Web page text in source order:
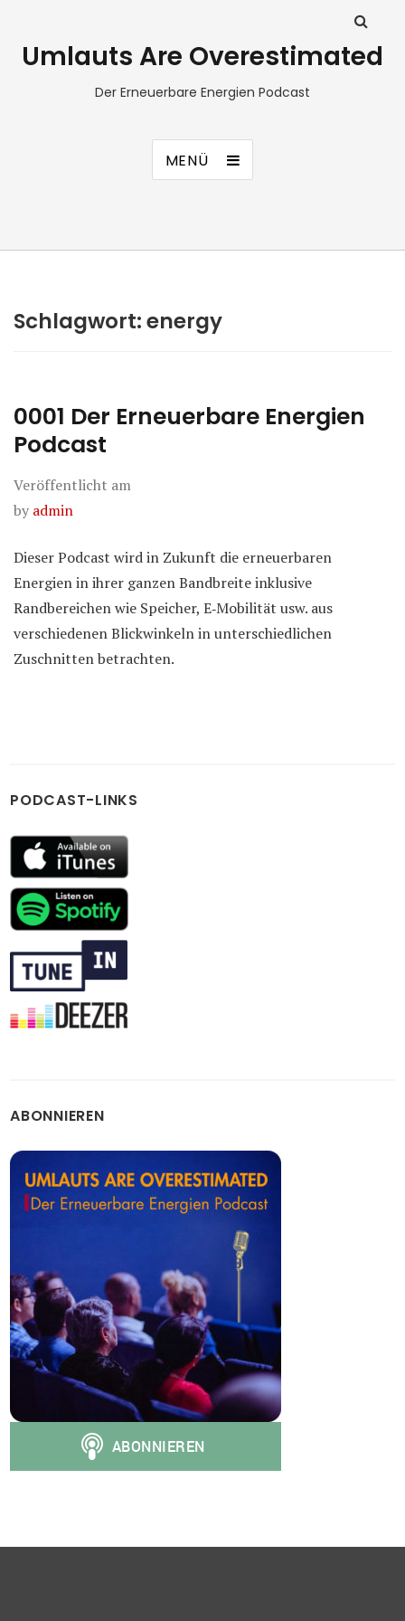
Umlauts Are Overestimated
Der Erneuerbare Energien Podcast
MENÜ
Schlagwort:energy
0001 Der Erneuerbare Energien
Podcast
Veröffentlicht am
by admin
Dieser Podcast wird in Zukunft die erneuerbaren
Energien in ihrer ganzen Bandbreite inklusive
Randbereichen wie Speicher, E‑Mobilität usw. aus
verschiedenen Blickwinkeln in unterschiedlichen
Zuschnitten betrachten.
PODCAST-LINKS
ABONNIEREN